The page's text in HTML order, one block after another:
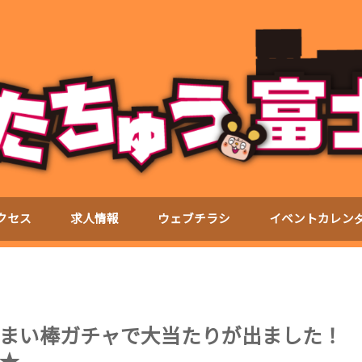
セス 求人情報 ウェブチラシ イベントカレン
棒ガチャで大当たりが出ました！